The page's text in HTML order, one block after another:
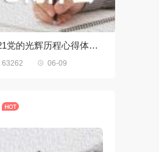
2021党的光辉历程心得体会600字
63262  06-09